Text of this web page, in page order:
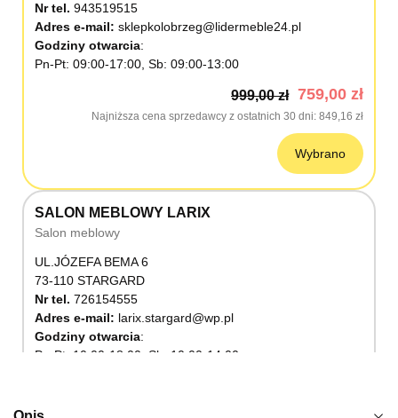
Nr tel. 943519515
Adres e-mail: sklepkolobrzeg@lidermeble24.pl
Godziny otwarcia
Pn-Pt: 09:00-17:00, Sb: 09:00-13:00
999,00 zł 759,00 zł
Najniższa cena sprzedawcy z ostatnich 30 dni 849,16 zł
Wybrano
SALON MEBLOWY LARIX
Salon meblowy
UL.JÓZEFA BEMA 6
73-110 STARGARD
Nr tel. 726154555
Adres e-mail: larix.stargard@wp.pl
Godziny otwarcia
Pn-Pt: 10:00-18:00, Sb: 10:00-14:00